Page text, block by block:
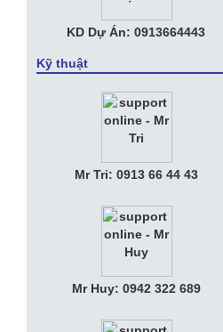
KD Dự Án: 0913664443
Kỹ thuật
Mr Tri: 0913 66 44 43
Mr Huy: 0942 322 689